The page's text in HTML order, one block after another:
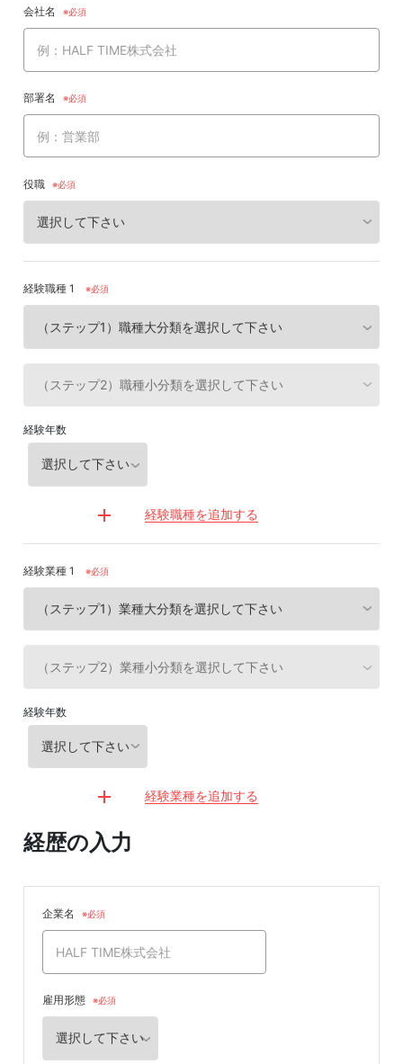
会社名
部署名
役職
経験職種 1 ※必須
経験年数
経験職種を追加する
経験業種 1 ※必須
経験年数
経験業種を追加する
経歴の入力
企業名
雇用形態